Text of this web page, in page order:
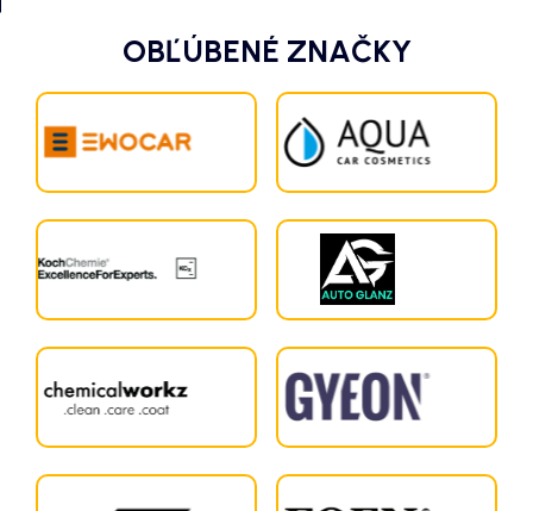
OBĽÚBENÉ ZNAČKY